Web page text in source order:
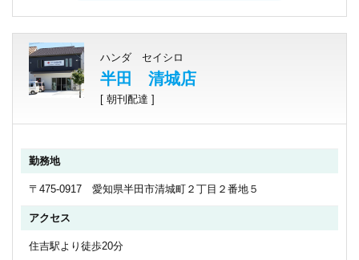
ハンダ セイシロ
半田 清城店
[ 朝刊配達 ]
勤務地
〒475-0917 愛知県半田市清城町２丁目２番地５
アクセス
住吉駅より徒歩20分